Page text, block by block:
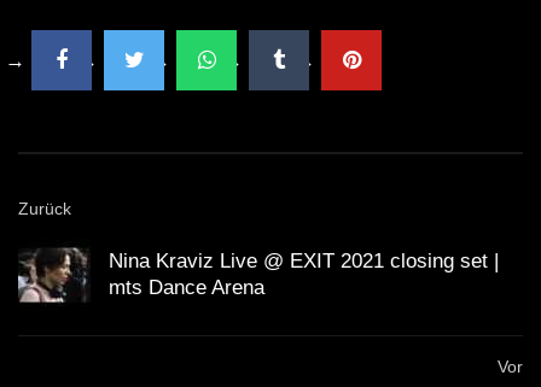
verwandte Klangfarben; kleine Übergänge ohne harte
vergiss nicht: Deine „Monday Chill Playlist ☕ Feel
dir, welche Tracks dich tragen – und welche du
überspringst. Dieses Feedback ist Gold wert.
Ein weiterer Tipp: Stimme Musik und Handlung
Zurück
Nina Kraviz Live @ EXIT 2021 closing set |
mts Dance Arena
Vor